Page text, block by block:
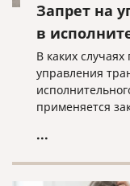
Запрет на
в
В каких
управления
применяется
...